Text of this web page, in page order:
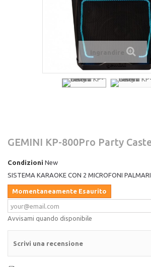
Ingrandire
GEMINI KP-800Pro Party
Condizioni New
SISTEMA KARAOKE CON 2 MICROFONI
Momentaneamente Esaurito
Avvisami quando disponibile
Scrivi una recensione